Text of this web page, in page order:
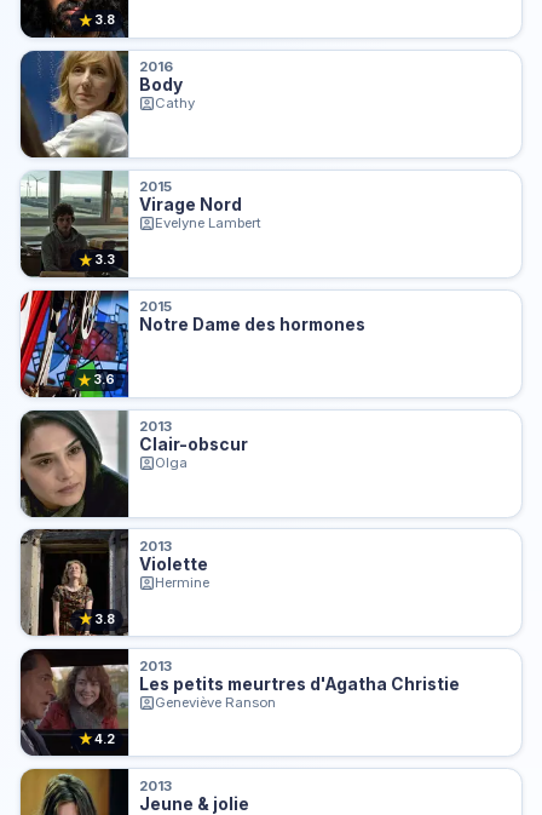
★3.8
2016
Body
Cathy
★3.3
2015
Virage Nord
Evelyne Lambert
★ 3.6
2015
Notre Dame des hormones
2013
Clair-obscur
Olga
★ 3.8
2013
Violette
Hermine
★4.2
2013
Les petits meurtres d'Agatha Christie
Geneviève Ranson
2013
Jeune & jolie